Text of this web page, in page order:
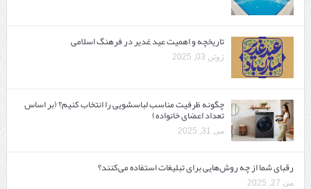
تاریخچه و اهمیت عید غدیر در فرهنگ اسلامی
ژوئن 03, 2025
چگونه ظرفیت مناسب لباسشویی را انتخاب کنیم؟ (بر اساس
تعداد اعضای خانواده)
می 31, 2025
رقبای شما از چه روش‌هایی برای تبلیغات استفاده می‌کنند؟
می 27, 2025